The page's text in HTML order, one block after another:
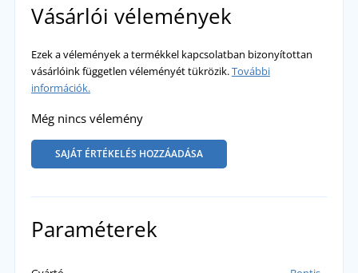
Vásárlói vélemények
Ezek a vélemények a termékkel kapcsolatban bizonyítottan
vásárlóink független véleményét tükrözik.További
információk.
Még nincs vélemény
SAJÁT ÉRTÉKELÉS HOZZÁADÁSA
Paraméterek